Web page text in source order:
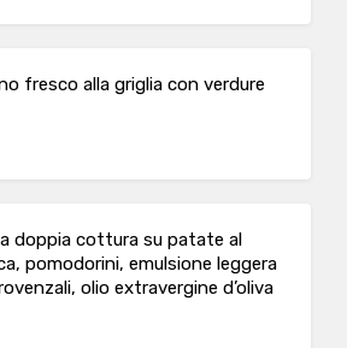
fresco alla griglia con verdure
doppia cottura su patate al
pomodorini, emulsione leggera
olio extravergine d’oliva